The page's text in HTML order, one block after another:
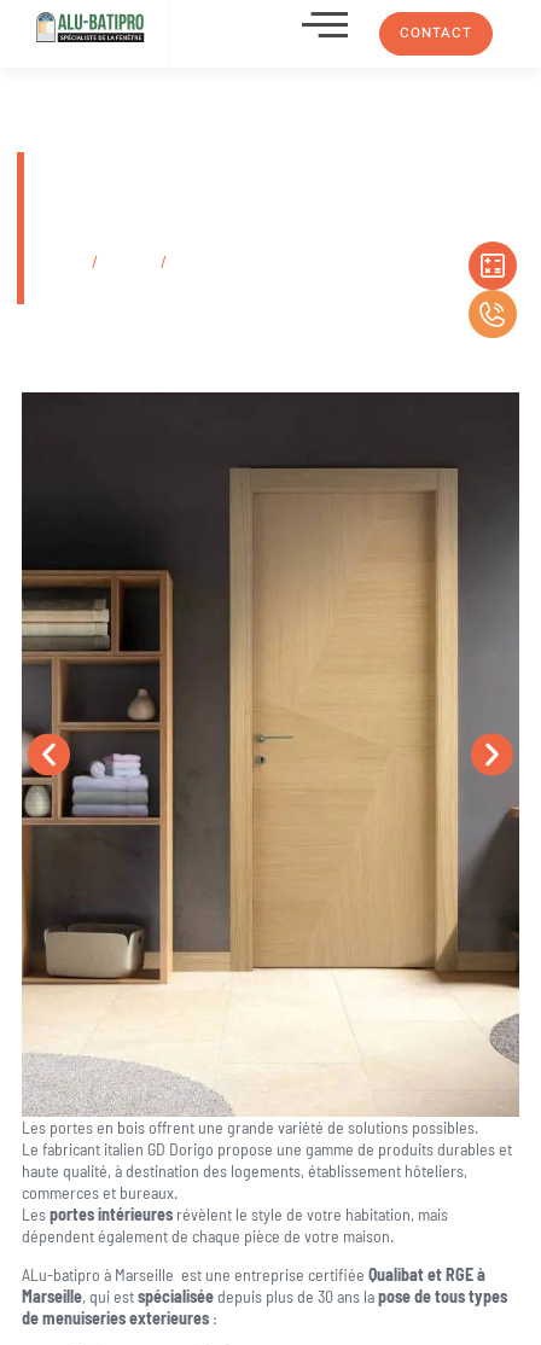
CONTACT
/ /
Portes intérieurs en bois tendance , design Italien GD
Les portes en bois offrent une grande variété de solutions possibles.
Le fabricant italien GD Dorigo propose une gamme de produits durables et
haute qualité, à destination des logements, établissement hôteliers,
commerces et bureaux.
Lesportes intérieuresrévèlent le style de votre habitation, mais
dépendent également de chaque pièce de votre maison.
ALu-batipro à Marseille est une entreprise certifiée Qualibat et RGE à
Marseille, qui estspécialiséedepuis plus de 30 ans lapose de tous types
de menuiseries exterieures: